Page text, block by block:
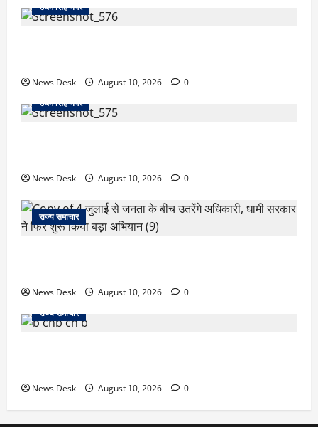
उधम सिंह नगर
News Desk August 10, 2026
0
उधम सिंह नगर
News Desk August 10, 2026 0
राज्य समाचार
News Desk August 10, 2026
0
राज्य समाचार
News Desk August 10, 2026 0